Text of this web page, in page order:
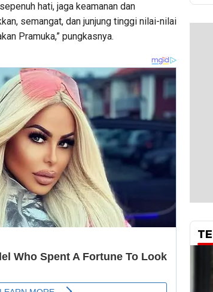
hati, jaga keamanan dan
semangat, dan junjung tinggi nilai-nilai
Pramuka,” pungkasnya.